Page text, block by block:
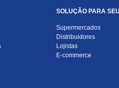
SOLUÇÃO PARA
Supermercados
Distribuidores
Lojistas
E-commerce